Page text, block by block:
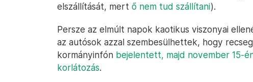
elszállítását, mert ő nem tud szállítani).
Persze az elmúlt napok kaotikus viszonyai
az autósok azzal szembesülhettek, hogy
kormányinfón bejelentett, majd november 15-
korlátozás.